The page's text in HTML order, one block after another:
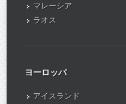
マレーシア
ラオス
ヨーロッパ
アイスランド